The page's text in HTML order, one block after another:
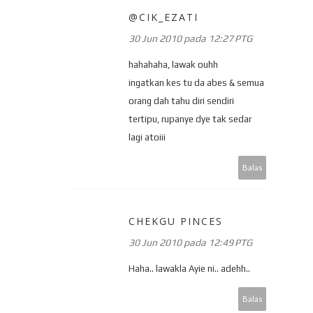
@CIK_EZATI
30 Jun 2010 pada 12:27 PTG
hahahaha, lawak ouhh
ingatkan kes tu da abes & semua
orang dah tahu diri sendiri
tertipu, rupanye dye tak sedar
lagi atoiii
Balas
CHEKGU PINCES
30 Jun 2010 pada 12:49 PTG
Haha.. lawakla Ayie ni.. adehh..
Balas